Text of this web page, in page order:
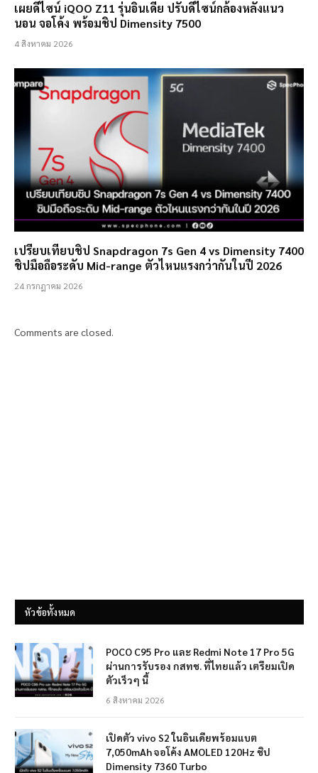
เผยดีไซน์ iQOO Z11 รุ่นอินเดีย ปรับดีไซน์กล้องหลังแนว
นอน จอโค้ง พร้อมชิป Dimensity 7500
4 สิงหาคม 2026
เปรียบเทียบชิป Snapdragon 7s Gen 4 vs Dimensity 7400
ชิปมือถือระดับ Mid-range ตัวไหนแรงกว่ากันในปี 2026
24 กรกฎาคม 2026
Comments are closed.
หัวข้อทั้งหมด
POCO C95 Pro และ Redmi Note 17 Pro 5G
ผ่านการรับรอง กสทช. ที่ไทยแล้ว เตรียมเปิด
ตัวเร็วๆ นี้
6 สิงหาคม 2026
เปิดตัว vivo S2 ในอินเดียพร้อมแบต
7,050mAh จอโค้ง AMOLED 120Hz ชิป
Dimensity 7360 Turbo